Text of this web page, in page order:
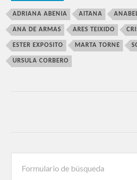
ADRIANA ABENIA AITANA
ANA DE ARMAS ARES TEIXIDO
ESTER EXPOSITO MARTA TORNE
URSULA CORBERO